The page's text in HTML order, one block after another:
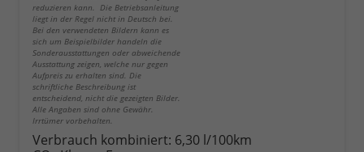
reduzieren kann. Die Betriebsanleitung
liegt in der Regel nicht in Deutsch bei.
Bei den verwendeten Bildern kann es
sich um Beispielbilder handeln die
Sonderausstattungen oder abweichende
Ausstattung zeigen, welche nur gegen
Aufpreis zu erhalten sind. Die
schriftliche Beschreibung ist
entscheidend, nicht die gezeigten Bilder.
Alle Angaben sind ohne Gewähr.
Irrtümer vorbehalten.
Verbrauch kombiniert: 6,30 l/100km